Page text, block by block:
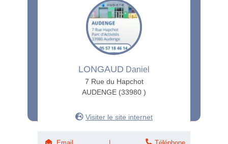
LONGAUD Daniel
7 Rue du Hapchot
AUDENGE (33980 )
Visiter le site internet
Email Téléphone